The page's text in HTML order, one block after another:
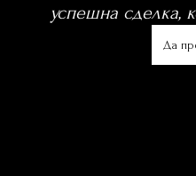
успешна сделка,
Да